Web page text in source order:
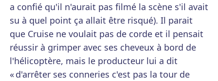
a confié qu'il n'aurait pas filmé la scène s'il avait
su à quel point ça allait être risqué). Il parait
que Cruise ne voulait pas de corde et il pensait
réussir à grimper avec ses cheveux à bord de
l'hélicoptère, mais le producteur lui a dit
« d'arrêter ses conneries c'est pas la tour de